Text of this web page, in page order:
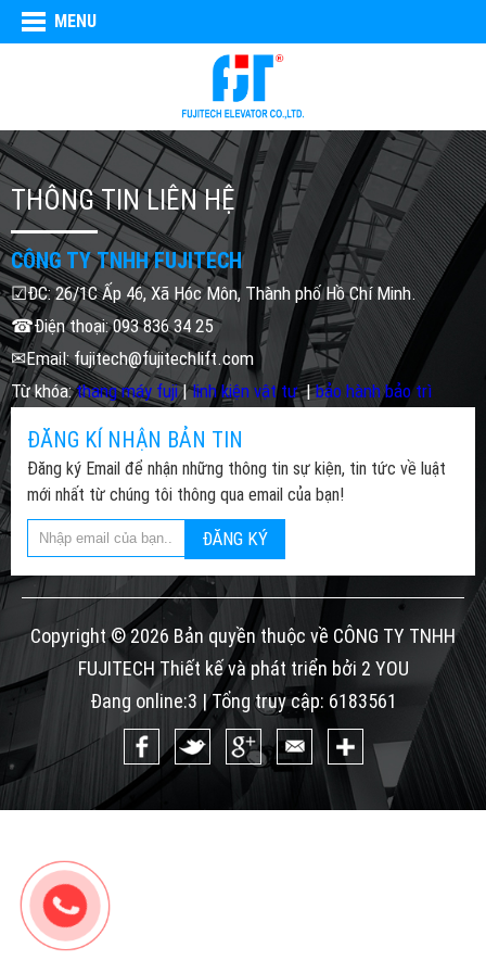
MENU
THÔNG TIN LIÊN HỆ
CÔNG TY TNHH FUJITECH
☑ĐC: 26/1C Ấp 46, Xã Hóc Môn, Thành phố Hồ Chí Minh.
☎Điện thoại: 093 836 34 25
✉Email: fujitech@fujitechlift.com
Từ khóa:thang máy fuji|linh kiện vật tư|bảo hành bảo trì
ĐĂNG KÍ NHẬN BẢN TIN
Đăng ký Email để nhận những thông tin sự kiện, tin tức về luật
mới nhất từ chúng tôi thông qua email của bạn!
ĐĂNG KÝ
Copyright © 2026 Bản quyền thuộc về CÔNG TY TNHH
FUJITECH Thiết kế và phát triển bởi 2 YOU
Đang online:3 | Tổng truy cập: 6183561